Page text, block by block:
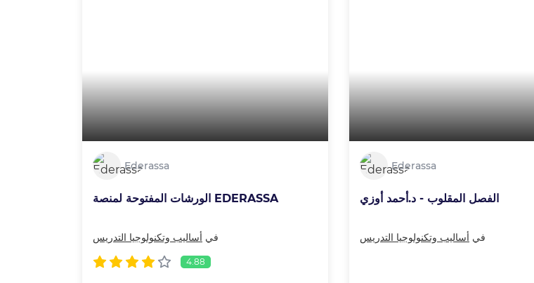
Ederassa
الورشات المفتوحة لمنصة EDERASSA
في أساليب وتكنولوجيا التدريس
4.88
Ederassa
الفصل المقلوب - د.أحمد أوزي
في أساليب وتكنولوجيا التدريس